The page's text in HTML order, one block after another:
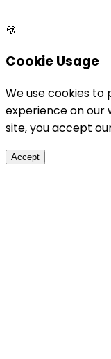
🍪
Cookie Usage
We use cookies
experience on our
site, you accept
Accept